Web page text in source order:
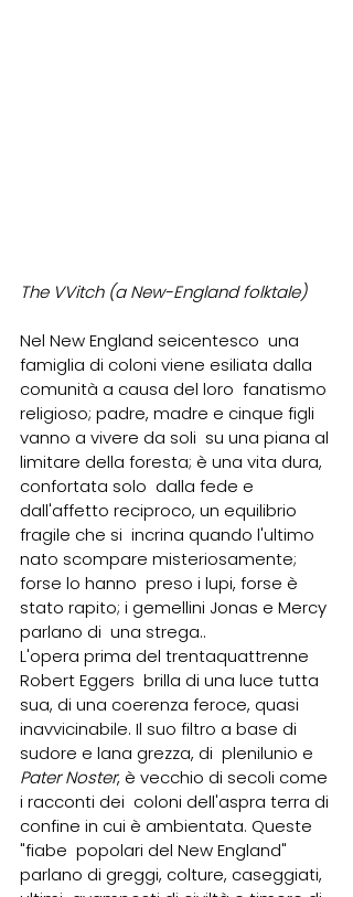
The VVitch (a New-England folktale)
Nel New England seicentesco  una
famiglia di coloni viene esiliata dalla
comunità a causa del loro  fanatismo
religioso; padre, madre e cinque figli
vanno a vivere da soli  su una piana al
limitare della foresta; è una vita dura,
confortata solo  dalla fede e
dall'affetto reciproco, un equilibrio
fragile che si  incrina quando l'ultimo
nato scompare misteriosamente;
forse lo hanno  preso i lupi, forse è
stato rapito; i gemellini Jonas e Mercy
parlano di  una strega..
L'opera prima del trentaquattrenne
Robert Eggers  brilla di una luce tutta
sua, di una coerenza feroce, quasi
inavvicinabile. Il suo filtro a base di
sudore e lana grezza, di  plenilunio e
Pater Noster, è vecchio di secoli come
i racconti dei  coloni dell'aspra terra di
confine in cui è ambientata. Queste
"fiabe  popolari del New England"
parlano di greggi, colture, caseggiati,